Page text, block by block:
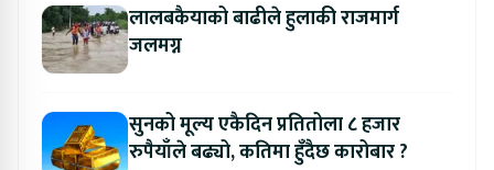
लालबकैयाको बाढीले हुलाकी राजमार्ग
जलमग्न
सुनको मूल्य एकैदिन प्रतितोला ८ हजार
रुपैयाँले बढ्यो, कतिमा हुँदैछ कारोबार ?